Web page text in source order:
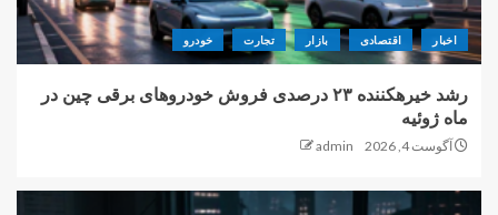
اخبار اقتصادی بازار تجارت خودرو
رشد خیرهکننده ۲۳ درصدی فروش خودروهای برقی چین در
ماه ژوئیه
آگوست 4, 2026 admin